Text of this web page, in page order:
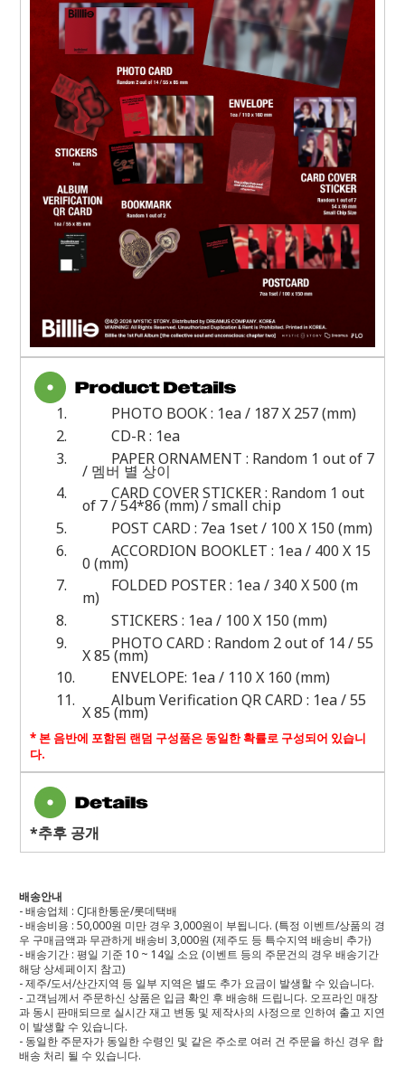
1.
PHOTO BOOK : 1ea / 187 X 257 (mm)
2.
CD-R : 1ea
3.
PAPER ORNAMENT : Random 1 out of 7
/ 멤버 별 상이
4.
CARD COVER STICKER : Random 1 out
of 7 / 54*86 (mm) / small chip
5.
POST CARD : 7ea 1set / 100 X 150 (mm)
6.
ACCORDION BOOKLET : 1ea / 400 X 15
0 (mm)
7.
FOLDED POSTER : 1ea / 340 X 500 (m
m)
8.
STICKERS : 1ea / 100 X 150 (mm)
9.
PHOTO CARD : Random 2 out of 14 / 55
X 85 (mm)
10.
ENVELOPE: 1ea / 110 X 160 (mm)
11.
Album Verification QR CARD : 1ea / 55
X 85 (mm)
* 본 음반에 포함된 랜덤 구성품은 동일한 확률로 구성되어 있습니
다.
*추후 공개
배송안내
- 배송업체 : CJ대한통운/롯데택배
- 배송비용 : 50,000원 미만 경우 3,000원이 부됩니다. (특정 이벤트/상품의 경
우 구매금액과 무관하게 배송비 3,000원 (제주도 등 특수지역 배송비 추가)
- 배송기간 : 평일 기준 10 ~ 14일 소요 (이벤트 등의 주문건의 경우 배송기간
해당 상세페이지 참고)
- 제주/도서/산간지역 등 일부 지역은 별도 추가 요금이 발생할 수 있습니다.
- 고객님께서 주문하신 상품은 입금 확인 후 배송해 드립니다. 오프라인 매장
과 동시 판매되므로 실시간 재고 변동 및 제작사의 사정으로 인하여 출고 지연
이 발생할 수 있습니다.
- 동일한 주문자가 동일한 수령인 및 같은 주소로 여러 건 주문을 하신 경우 합
배송 처리 될 수 있습니다.